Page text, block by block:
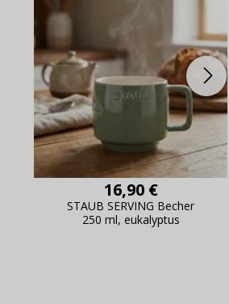
16,90 €
STAUB SERVING Becher
250 ml, eukalyptus